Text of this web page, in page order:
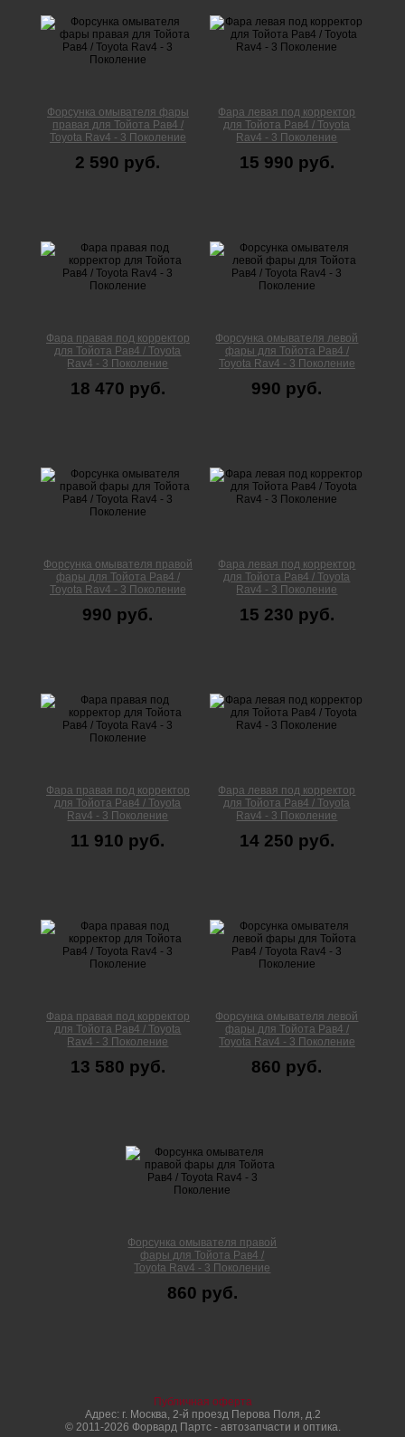
Форсунка омывателя фары
правая для Тойота Рав4 /
Toyota Rav4 - 3 Поколение
2 590 руб.
Фара левая под корректор
для Тойота Рав4 / Toyota
Rav4 - 3 Поколение
15 990 руб.
Фара правая под корректор
для Тойота Рав4 / Toyota
Rav4 - 3 Поколение
18 470 руб.
Форсунка омывателя левой
фары для Тойота Рав4 /
Toyota Rav4 - 3 Поколение
990 руб.
Форсунка омывателя правой
фары для Тойота Рав4 /
Toyota Rav4 - 3 Поколение
990 руб.
Фара левая под корректор
для Тойота Рав4 / Toyota
Rav4 - 3 Поколение
15 230 руб.
Фара правая под корректор
для Тойота Рав4 / Toyota
Rav4 - 3 Поколение
11 910 руб.
Фара левая под корректор
для Тойота Рав4 / Toyota
Rav4 - 3 Поколение
14 250 руб.
Фара правая под корректор
для Тойота Рав4 / Toyota
Rav4 - 3 Поколение
13 580 руб.
Форсунка омывателя левой
фары для Тойота Рав4 /
Toyota Rav4 - 3 Поколение
860 руб.
Форсунка омывателя правой
фары для Тойота Рав4 /
Toyota Rav4 - 3 Поколение
860 руб.
Публичная оферта
Адрес: г. Москва, 2-й проезд Перова Поля, д.2
© 2011-2026 Форвард Партс - автозапчасти и оптика.